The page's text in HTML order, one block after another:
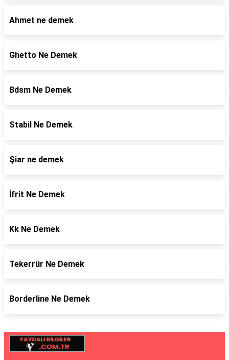
Ahmet ne demek
Ghetto Ne Demek
Bdsm Ne Demek
Stabil Ne Demek
Şiar ne demek
İfrit Ne Demek
Kk Ne Demek
Tekerrür Ne Demek
Borderline Ne Demek